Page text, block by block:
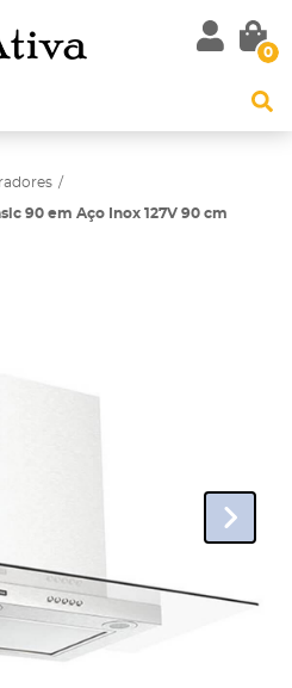
0
90 em Aço Inox 127V 90 cm